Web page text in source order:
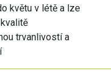
květu v létě a lze
trvanlivostí a